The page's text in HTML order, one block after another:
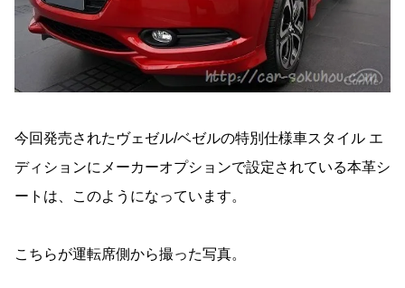
今回発売されたヴェゼル/ベゼルの特別仕様車スタイル エ
ディションにメーカーオプションで設定されている本革シ
ートは、このようになっています。
こちらが運転席側から撮った写真。